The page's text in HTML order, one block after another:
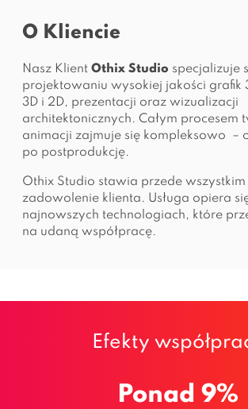
O Kliencie
Nasz Klient Othix Studio specjalizuje
projektowaniu wysokiej jakości grafik
3D i 2D, prezentacji oraz wizualizacji
architektonicznych. Całym procesem
animacji zajmuje się kompleksowo –
po postprodukcję.
Othix Studio stawia przede wszystkim
zadowolenie klienta. Usługa opiera
najnowszych technologiach, które
na udaną współpracę.
Efekty
Ponad 9%